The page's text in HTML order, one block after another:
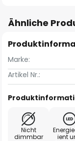
Ähnliche
Marke:
Artikel Nr.:
Nicht
dimmbar
ient